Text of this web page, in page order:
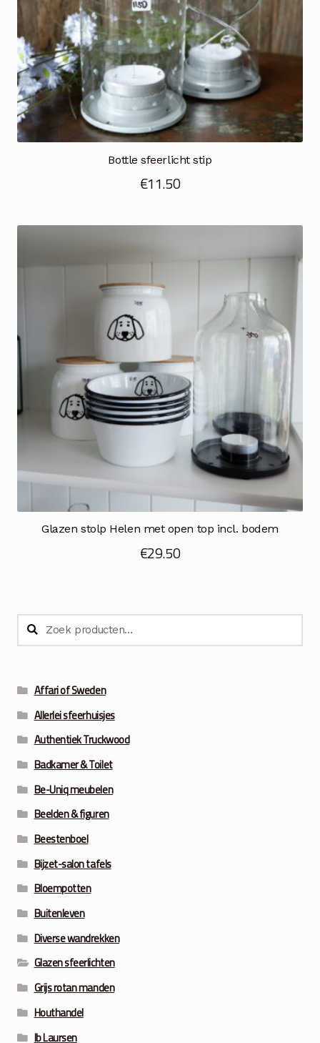
Bottle sfeerlicht stip
€11.50
Glazen stolp Helen met open top incl. bodem
€29.50
Zoeken
naar:
Zoeken
Affari of Sweden
Allerlei sfeerhuisjes
Authentiek Truckwood
Badkamer & Toilet
Be-Uniq meubelen
Beelden & figuren
Beestenboel
Bijzet-salon tafels
Bloempotten
Buitenleven
Diverse wandrekken
Glazen sfeerlichten
Grijs rotan manden
Houthandel
Ib Laursen